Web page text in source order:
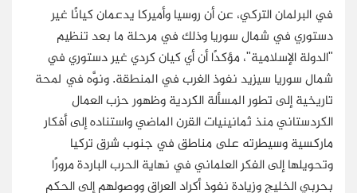
في البرلمان التركي، عن أن روسيا وأميركا يدعمان كيانًا غير
دستوري في شمال سوريا وذلك في مرحلة ما بعد تنظيم
"الدولة الإسلامية"، مؤكدًا أن أي كيان كردي غير دستوري في
شمال سوريا سيزيد نفوذ الغرب في المنطقة. ونوَّه في لمحة
تاريخية إلى تطور المسألة الكردية وظهور حزب العمال
الكردستاني منذ ثمانينيات القرن الماضي واستناده إلى أفكار
ماركسية وسيطرته على مناطق في جنوب شرق تركيا
وتحويلها إلى الفكر العلماني في نهاية الحرب الباردة مرورًا
بحربي الخليج وزيادة نفوذ أكراد العراق ووصولهم إلى الحكم